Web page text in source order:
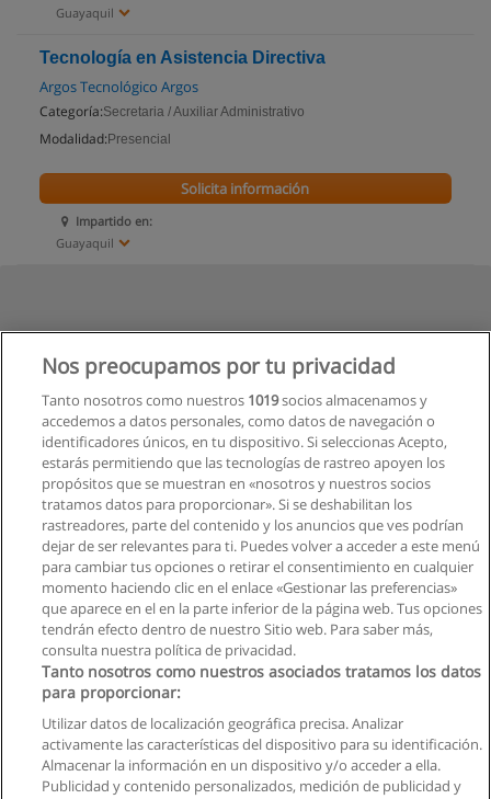
Guayaquil
Tecnología en Asistencia Directiva
Argos Tecnológico Argos
Categoría:Secretaria / Auxiliar Administrativo
Modalidad: Presencial
Impartido en:
Guayaquil
Solicita información
Reglas de uso
Nos preocupamos por tu privacidad
Tanto nosotros como nuestros 1019socios almacenamos y
accedemos a datos personales, como datos de navegación o
identificadores únicos, en tu dispositivo. Si seleccionas Acepto,
estarás permitiendo que las tecnologías de rastreo apoyen los
propósitos que se muestran en «nosotros y nuestros socios
tratamos datos para proporcionar». Si se deshabilitan los
rastreadores, parte del contenido y los anuncios que ves podrían
dejar de ser relevantes para ti. Puedes volver a acceder a este menú
para cambiar tus opciones o retirar el consentimiento en cualquier
momento haciendo clic en el enlace «Gestionar las preferencias»
que aparece en el en la parte inferior de la página web. Tus opciones
tendrán efecto dentro de nuestro Sitio web. Para saber más,
consulta nuestra política de privacidad.
Tanto nosotros como nuestros asociados tratamos los datos
para proporcionar:
Utilizar datos de localización geográfica precisa. Analizar
activamente las características del dispositivo para su identificación.
Almacenar la información en un dispositivo y/o acceder a ella.
Publicidad y contenido personalizados, medición de publicidad y